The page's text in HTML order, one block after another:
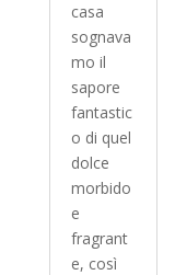
casa
sognava
mo il
sapore
fantastic
o di quel
dolce
morbido
e
fragrant
e, così